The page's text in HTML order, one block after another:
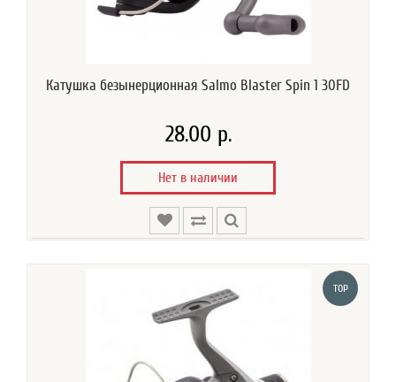
Катушка безынерционная Salmo Blaster Spin 1 30FD
28.00 р.
Нет в наличии
TOP